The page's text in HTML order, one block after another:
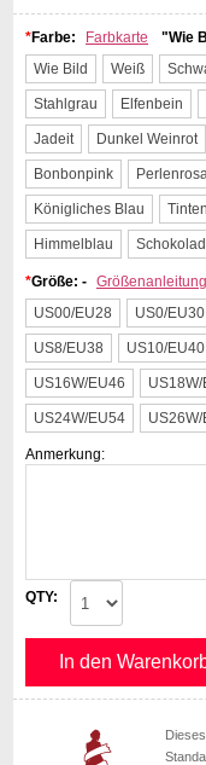
*Farbe: Farbkarte
"Wie
Wie Bild
Weiß
Stahlgrau Elfenbein
Jadeit Dunkel Weinrot
Bonbonpink
Königliches Blau
Himmelblau
*Größe: - Größenanleitung
US00/EU28
US0/EU30
US8/EU38 US10/EU40
US16W/EU46 US18W/
US24W/EU54 US26W/
Anmerkung:
QTY:
In den